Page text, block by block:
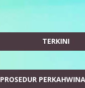
TERKINI
PROSEDUR